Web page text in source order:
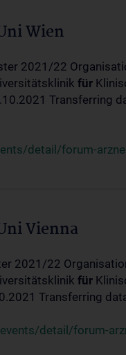
Wien
2021/22
für
Transferring
detail/forum-
Vienna
2021/22
für
Transferring
detail/forum-